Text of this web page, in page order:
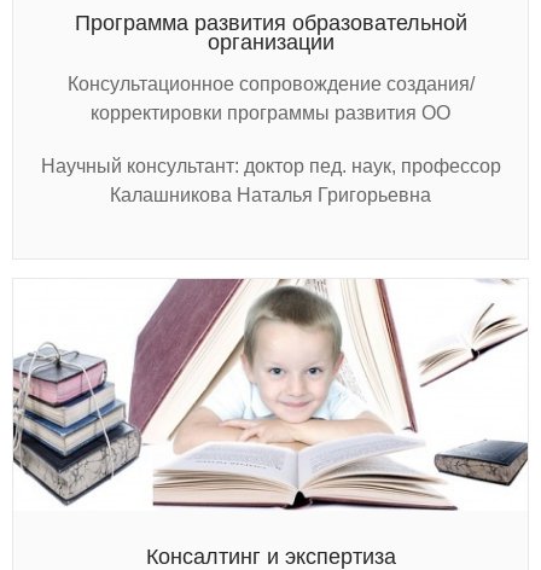
Программа развития образовательной
организации
Консультационное сопровождение создания/
корректировки программы развития ОО
Научный консультант: доктор пед. наук, профессор
Калашникова Наталья Григорьевна
Консалтинг и экспертиза